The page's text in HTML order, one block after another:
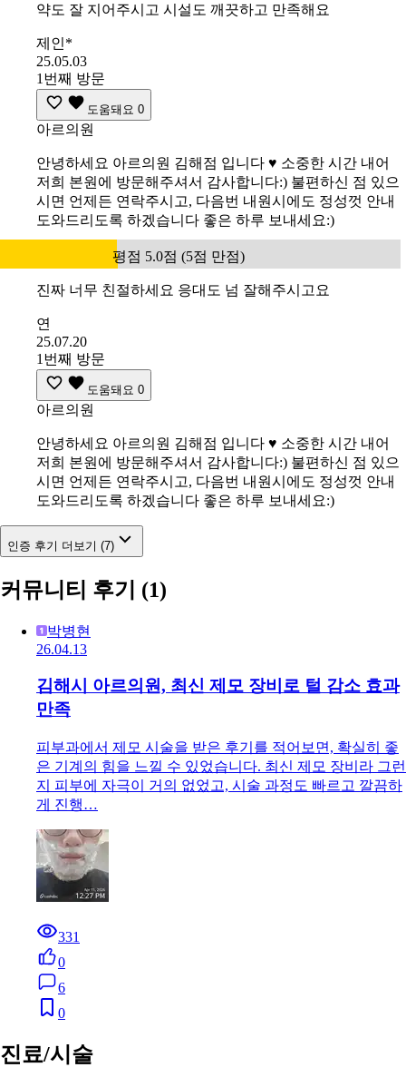
약도 잘 지어주시고 시설도 깨끗하고 만족해요
제인*
25.05.03
1번째 방문
도움돼요 0
아르의원
안녕하세요 아르의원 김해점 입니다 ♥️ 소중한 시간 내어
저희 본원에 방문해주셔서 감사합니다:) 불편하신 점 있으
시면 언제든 연락주시고, 다음번 내원시에도 정성껏 안내
도와드리도록 하겠습니다 좋은 하루 보내세요:)
평점 5.0점 (5점 만점)
진짜 너무 친절하세요 응대도 넘 잘해주시고요
연
25.07.20
1번째 방문
도움돼요 0
아르의원
안녕하세요 아르의원 김해점 입니다 ♥️ 소중한 시간 내어
저희 본원에 방문해주셔서 감사합니다:) 불편하신 점 있으
시면 언제든 연락주시고, 다음번 내원시에도 정성껏 안내
도와드리도록 하겠습니다 좋은 하루 보내세요:)
인증 후기 더보기 (7)
커뮤니티 후기 (1)
박병현
26.04.13
김해시 아르의원, 최신 제모 장비로 털 감소 효과
만족
피부과에서 제모 시술을 받은 후기를 적어보면, 확실히 좋
은 기계의 힘을 느낄 수 있었습니다. 최신 제모 장비라 그런
지 피부에 자극이 거의 없었고, 시술 과정도 빠르고 깔끔하
게 진행…
331
0
6
0
진료/시술